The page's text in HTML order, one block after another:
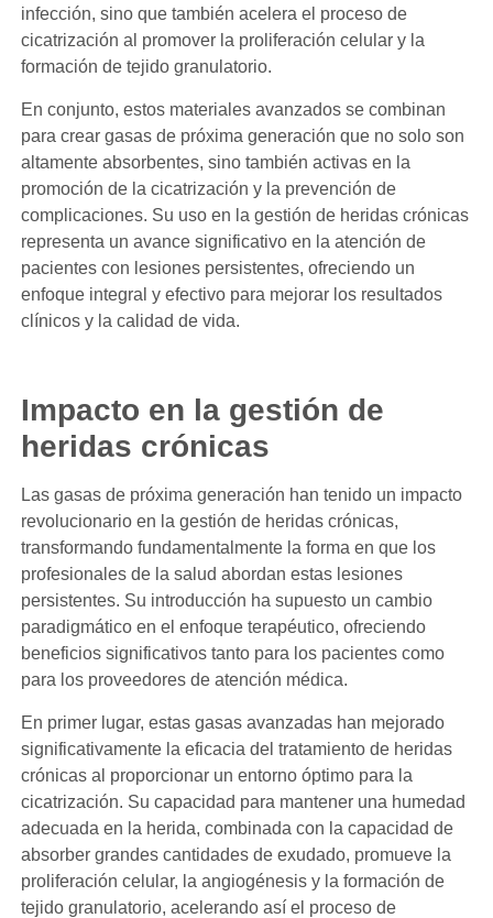
infección, sino que también acelera el proceso de
cicatrización al promover la proliferación celular y la
formación de tejido granulatorio.
En conjunto, estos materiales avanzados se combinan
para crear gasas de próxima generación que no solo son
altamente absorbentes, sino también activas en la
promoción de la cicatrización y la prevención de
complicaciones. Su uso en la gestión de heridas crónicas
representa un avance significativo en la atención de
pacientes con lesiones persistentes, ofreciendo un
enfoque integral y efectivo para mejorar los resultados
clínicos y la calidad de vida.
Impacto en la gestión de
heridas crónicas
Las gasas de próxima generación han tenido un impacto
revolucionario en la gestión de heridas crónicas,
transformando fundamentalmente la forma en que los
profesionales de la salud abordan estas lesiones
persistentes. Su introducción ha supuesto un cambio
paradigmático en el enfoque terapéutico, ofreciendo
beneficios significativos tanto para los pacientes como
para los proveedores de atención médica.
En primer lugar, estas gasas avanzadas han mejorado
significativamente la eficacia del tratamiento de heridas
crónicas al proporcionar un entorno óptimo para la
cicatrización. Su capacidad para mantener una humedad
adecuada en la herida, combinada con la capacidad de
absorber grandes cantidades de exudado, promueve la
proliferación celular, la angiogénesis y la formación de
tejido granulatorio, acelerando así el proceso de